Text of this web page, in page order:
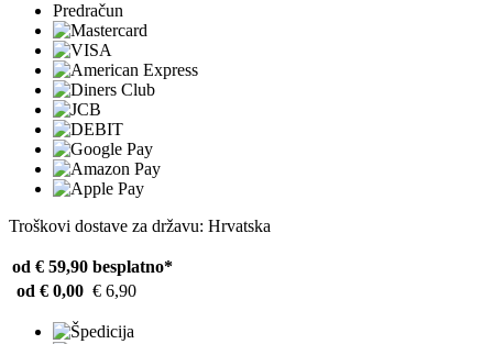
Predračun
Troškovi dostave za državu: Hrvatska
od € 59,90 besplatno*
od € 0,00 € 6,90